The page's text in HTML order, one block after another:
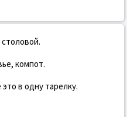
компот.
в одну тарелку.